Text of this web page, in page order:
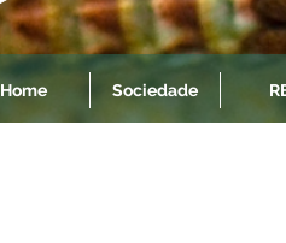
Home Sociedade